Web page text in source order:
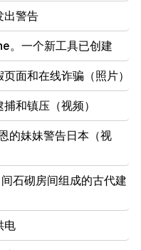
的
任何事（视频）
。特朗普选择了他的
有自由。亚伯拉罕米
地区和平发挥建设性
行特许经营。奥弗丘
出警告
。一个新工具已创建
面和在线诈骗（照片）
和镇压（视频）
的妹妹警告日本（视
石砌房间组成的古代建
电